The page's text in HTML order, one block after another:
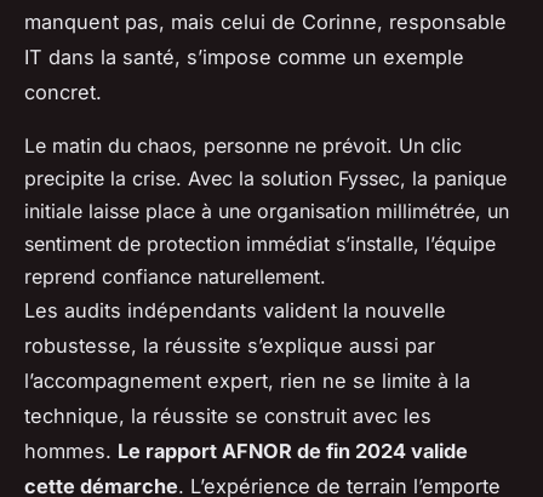
manquent pas, mais celui de Corinne, responsable
IT dans la santé, s’impose comme un exemple
concret.
Le matin du chaos, personne ne prévoit. Un clic
precipite la crise. Avec la solution Fyssec, la panique
initiale laisse place à une organisation millimétrée, un
sentiment de protection immédiat s’installe, l’équipe
reprend confiance naturellement.
Les audits indépendants valident la nouvelle
robustesse, la réussite s’explique aussi par
l’accompagnement expert, rien ne se limite à la
technique, la réussite se construit avec les
hommes. Le rapport AFNOR de fin 2024 valide
cette démarche. L’expérience de terrain l’emporte